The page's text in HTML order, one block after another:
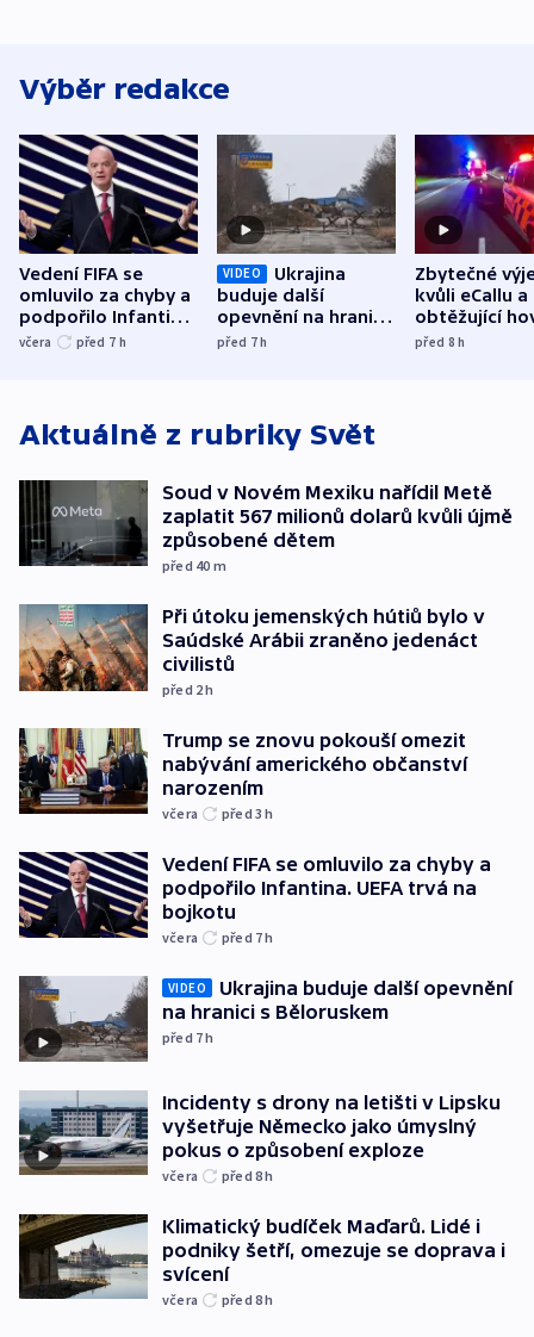
Výběr redakce
Vedení FIFA se
omluvilo za chyby a
podpořilo Infantina.
UEFA trvá na
včera před 7 h
VIDEO
Ukrajina
buduje další
opevnění na hranici
s Běloruskem
před 7h
Zbytečné
kvůli eCallu a
obtěžující
zdržují
před 8h
Aktuálně z rubriky Svět
Soud v Novém Mexiku nařídil Metě
zaplatit 567 milionů dolarů kvůli újmě
způsobené dětem
před 40 m
Při útoku jemenských hútiů bylo v
Saúdské Arábii zraněno jedenáct
civilistů
před 2h
Trump se znovu pokouší omezit
nabývání amerického občanství
narozením
včera před 3h
Vedení FIFA se omluvilo za chyby a
podpořilo Infantina. UEFA trvá na
bojkotu
včera před 7h
VIDEO
Ukrajina buduje další opevnění
na hranici s Běloruskem
před 7h
Incidenty s drony na letišti v Lipsku
vyšetřuje Německo jako úmyslný
pokus o způsobení exploze
včera před 8h
Klimatický budíček Maďarů. Lidé i
podniky šetří, omezuje se doprava i
svícení
včera před 8h